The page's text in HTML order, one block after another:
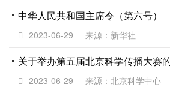
中华人民共和国主席令（第六号）
2023-06-29 来源：新华社
关于举办第五届北京科学传播大赛
2023-06-29 来源：北京科学中心